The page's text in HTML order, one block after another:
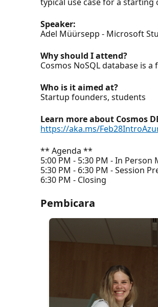
Speaker:
Adel Müürsepp - Microsoft
Why should I attend?
Cosmos NoSQL database is
Who is it aimed at?
Startup founders, students
Learn more about Cosmos
https://aka.ms/
** Agenda **
5:00 PM - 5:30 PM - In Person
5:30 PM - 6:30 PM - Session
6:30 PM - Closing
Pembicara